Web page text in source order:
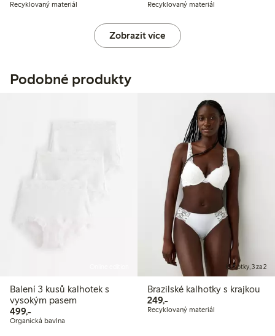
Recyklovaný materiál Recyklovaný materiál
Zobrazit více
Podobné produkty
Balení 3 kusů kalhotek s
vysokým pasem
499,-499,00 Kč
Organická bavlna
Kalhotky, 3 za 2
Brazilské kalhotky s krajkou
249,-249,00 Kč
Recyklovaný materiál